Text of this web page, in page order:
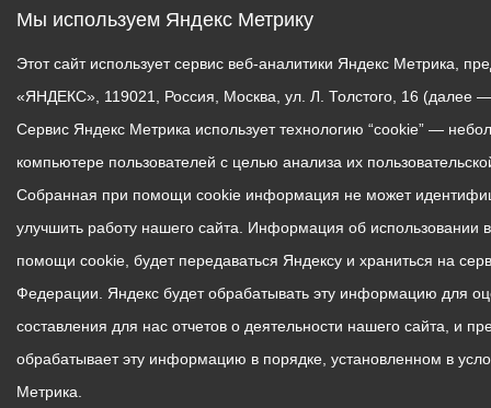
Мы используем Яндекс Метрику
Этот сайт использует сервис веб-аналитики Яндекс Метрика,
«ЯНДЕКС», 119021, Россия, Москва, ул. Л. Толстого, 16 (далее
Сервис Яндекс Метрика использует технологию “cookie” —
компьютере пользователей с целью анализа их
Собранная при помощи cookie информация не может
улучшить работу нашего сайта. Информация об использовании
помощи cookie, будет передаваться Яндексу и храниться на
Федерации. Яндекс будет обрабатывать эту информацию для
составления для нас отчетов о деятельности нашего сайта, и
обрабатывает эту информацию в порядке, установленном в
Метрика.